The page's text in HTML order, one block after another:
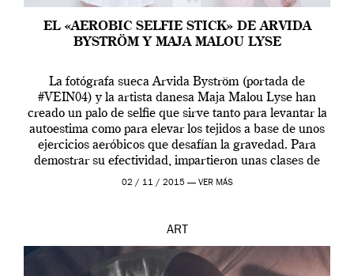
EL «AEROBIC SELFIE STICK» DE ARVIDA
BYSTRÖM Y MAJA MALOU LYSE
La fotógrafa sueca Arvida Byström (portada de
#VEIN04) y la artista danesa Maja Malou Lyse han
creado un palo de selfie que sirve tanto para levantar la
autoestima como para elevar los tejidos a base de unos
ejercicios aeróbicos que desafían la gravedad. Para
demostrar su efectividad, impartieron unas clases de
prueba en el Tate […]
02 / 11 / 2015 — VER MÁS
ART